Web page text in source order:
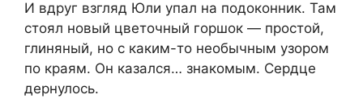
И вдруг взгляд Юли упал на подоконник. Там
стоял новый цветочный горшок — простой,
глиняный, но с каким-то необычным узором
по краям. Он казался… знакомым. Сердце
дернулось.